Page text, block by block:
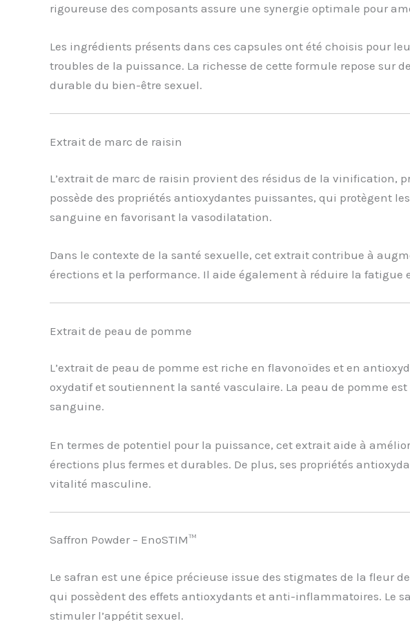
rigoureuse des composants assure une synergie optimale pour
Les ingrédients présents dans ces capsules ont été choisis pour
troubles de la puissance. La richesse de cette formule repose
durable du bien-être sexuel.
Extrait de marc de raisin
L’extrait de marc de raisin provient des résidus de la
possède des propriétés antioxydantes puissantes, qui protègent
sanguine en favorisant la vasodilatation.
Dans le contexte de la santé sexuelle, cet extrait contribue à
érections et la performance. Il aide également à réduire la
Extrait de peau de pomme
L’extrait de peau de pomme est riche en flavonoïdes et en
oxydatif et soutiennent la santé vasculaire. La peau de pomme
sanguine.
En termes de potentiel pour la puissance, cet extrait aide à
érections plus fermes et durables. De plus, ses propriétés
vitalité masculine.
Saffron Powder – EnoSTIM™
Le safran est une épice précieuse issue des stigmates de la fleur
qui possèdent des effets antioxydants et anti-inflammatoires. Le
stimuler l’appétit sexuel.